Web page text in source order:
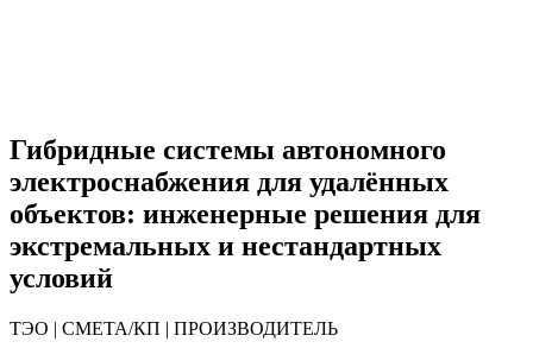
Гибридные системы автономного
электроснабжения для удалённых
объектов: инженерные решения для
экстремальных и нестандартных
условий
ТЭО | СМЕТА/КП | ПРОИЗВОДИТЕЛЬ